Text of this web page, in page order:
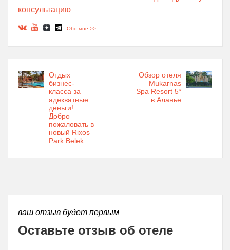
консультацию
Обо мне >>
Отдых
бизнес-
класса за
адекватные
деньги!
Добро
пожаловать в
новый Rixos
Park Belek
Обзор отеля
Mukarnas
Spa Resort 5*
в Аланье
ваш отзыв будет первым
Оставьте отзыв об отеле